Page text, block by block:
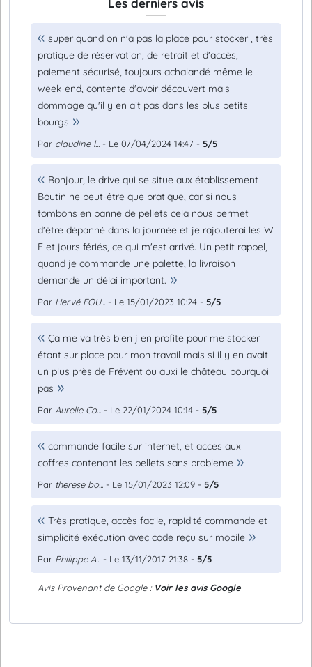
Les derniers avis
super quand on n'a pas la place pour stocker , très
pratique de réservation, de retrait et d'accès,
paiement sécurisé, toujours achalandé même le
week-end, contente d'avoir découvert mais
dommage qu'il y en ait pas dans les plus petits
bourgs
Par claudine l... - Le 07/04/2024 14:47 - 5/5
Bonjour, le drive qui se situe aux établissement
Boutin ne peut-être que pratique, car si nous
tombons en panne de pellets cela nous permet
d'être dépanné dans la journée et je rajouterai les W
E et jours fériés, ce qui m'est arrivé. Un petit rappel,
quand je commande une palette, la livraison
demande un délai important.
Par Hervé FOU... - Le 15/01/2023 10:24 - 5/5
Ça me va très bien j en profite pour me stocker
étant sur place pour mon travail mais si il y en avait
un plus près de Frévent ou auxi le château pourquoi
pas
Par Aurelie Co... - Le 22/01/2024 10:14 - 5/5
commande facile sur internet, et acces aux
coffres contenant les pellets sans probleme
Par therese bo... - Le 15/01/2023 12:09 - 5/5
Très pratique, accès facile, rapidité commande et
simplicité exécution avec code reçu sur mobile
Par Philippe A... - Le 13/11/2017 21:38 - 5/5
Avis Provenant de Google : Voir les avis Google